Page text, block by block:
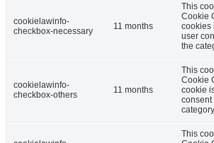
cookielawinfo-
checkbox-necessary
11 months
This
Cookie
cookies
user
the
cookielawinfo-
checkbox-others
11 months
This
Cookie
cookie
consent
This